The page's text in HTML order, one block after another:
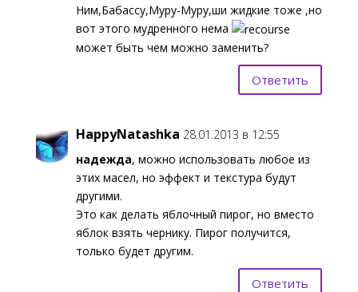
Ним,Бабассу,Муру-Муру,ши жидкие тоже ,но
вот этого мудренного нема
может быть чем можно заменить?
Ответить
HappyNatashka 28.01.2013 в 12:55
надежда, можно использовать любое из
этих масел, но эффект и текстура будут
другими.
Это как делать яблочный пирог, но вместо
яблок взять чернику. Пирог получится,
только будет другим.
Ответить